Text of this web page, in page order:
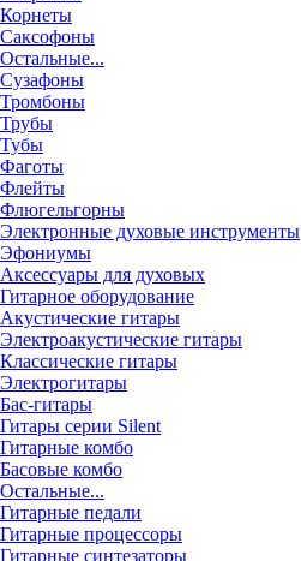
Корнеты
Саксофоны
Остальные...
Сузафоны
Тромбоны
Трубы
Тубы
Фаготы
Флейты
Флюгельгорны
Электронные духовые инструменты
Эфониумы
Аксессуары для духовых
Гитарное оборудование
Акустические гитары
Электроакустические гитары
Классические гитары
Электрогитары
Бас-гитары
Гитары серии Silent
Гитарные комбо
Басовые комбо
Остальные...
Гитарные педали
Гитарные процессоры
Гитарные синтезаторы